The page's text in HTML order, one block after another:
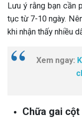
Lưu ý rằng bạn cần
tục từ 7-10 ngày.
khi nhận thấy nhiều
Xem ngay:
Chữa gai